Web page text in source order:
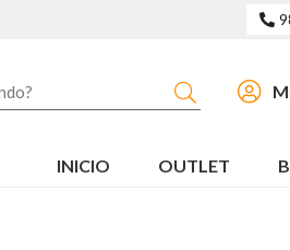
Buscar
INICIO OUTLET